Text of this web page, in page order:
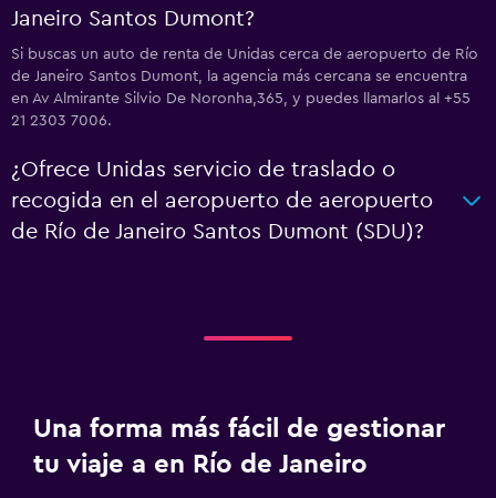
Janeiro Santos Dumont?
Si buscas un auto de renta de Unidas cerca de aeropuerto de Río
de Janeiro Santos Dumont, la agencia más cercana se encuentra
en Av Almirante Silvio De Noronha,365, y puedes llamarlos al +55
21 2303 7006.
¿Ofrece Unidas servicio de traslado o
recogida en el aeropuerto de aeropuerto
de Río de Janeiro Santos Dumont (SDU)?
Una forma más fácil de gestionar
tu viaje a en Río de Janeiro